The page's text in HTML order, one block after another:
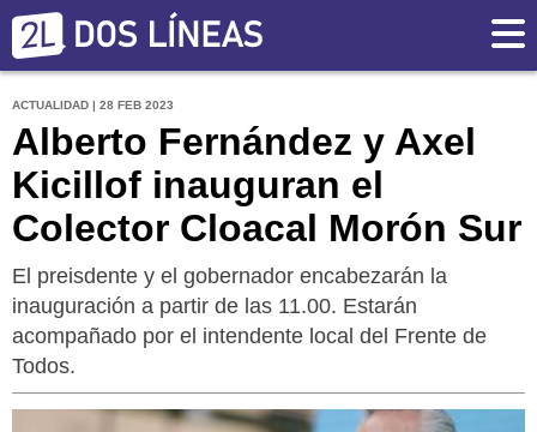
ACTUALIDAD | 28 FEB 2023
Alberto Fernández y Axel
Kicillof inauguran el
Colector Cloacal Morón Sur
El preisdente y el gobernador encabezarán la
inauguración a partir de las 11.00. Estarán
acompañado por el intendente local del Frente de
Todos.